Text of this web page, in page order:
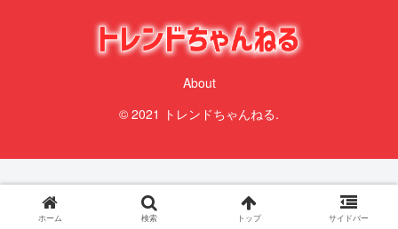
About
© 2021 トレンドちゃんねる.
ホーム 検索 トップ サイドバー